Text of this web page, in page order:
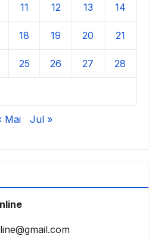
11 12 13 14
18 19 20 21
25 26 27 28
Mai Jul »